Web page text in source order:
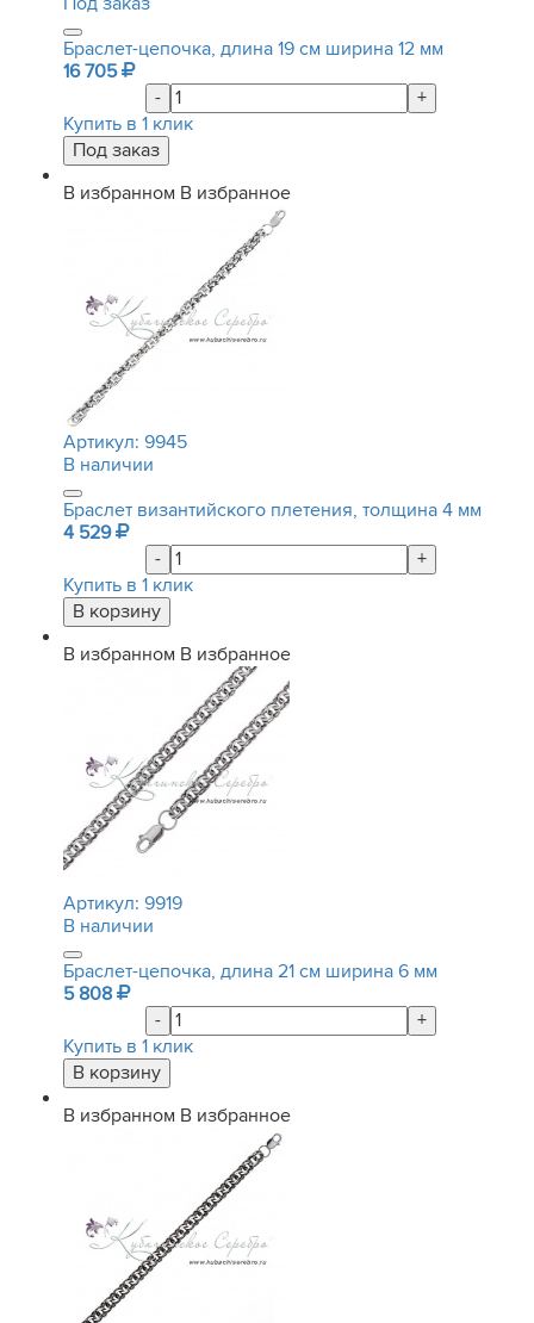
Браслет-цепочка, длина 19 см ширина 12 мм
16 705
-
+
Купить в 1 клик
В избранном В избранное
Артикул: 9945
В наличии
Браслет византийского плетения, толщина 4 мм
4 529
-
+
Купить в 1 клик
В избранном В избранное
Артикул: 9919
В наличии
Браслет-цепочка, длина 21 см ширина 6 мм
5 808
-
+
Купить в 1 клик
В избранном В избранное